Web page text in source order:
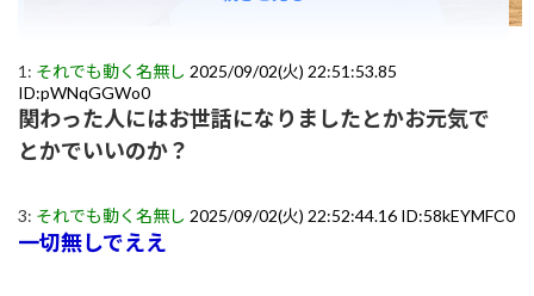
1: それでも動く名無し 2025/09/02(火) 22:51:53.85
ID:pWNqGGWo0
関わった人にはお世話になりましたとかお元気で
とかでいいのか？
3: それでも動く名無し 2025/09/02(火) 22:52:44.16 ID:58kEYMFC0
一切無しでええ